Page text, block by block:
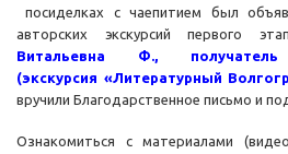
посиделках с чаепитием был
авторских экскурсий первого
Витальевна Ф.,
(экскурсия «Литературный
вручили Благодарственное письмо и
Ознакомиться с материалами